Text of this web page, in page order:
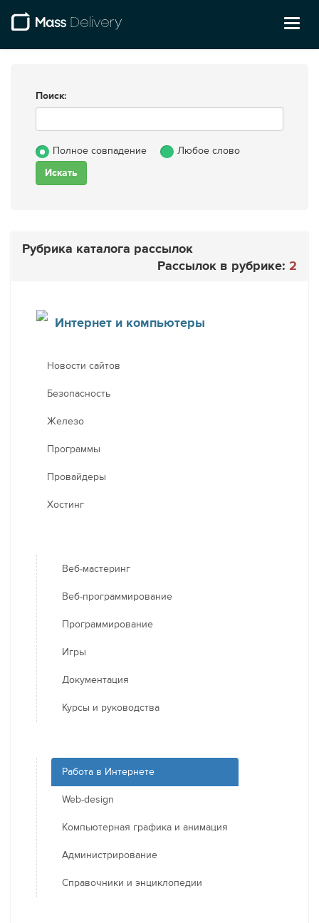
Поиск:
Полное совпадение Любое слово
Рубрика каталога рассылок
Рассылок в рубрике: 2
Интернет и компьютеры
Новости сайтов
Безопасность
Железо
Программы
Провайдеры
Хостинг
Веб-мастеринг
Веб-программирование
Программирование
Игры
Документация
Курсы и руководства
Работа в Интернете
Web-design
Компьютерная графика и анимация
Администрирование
Справочники и энциклопедии